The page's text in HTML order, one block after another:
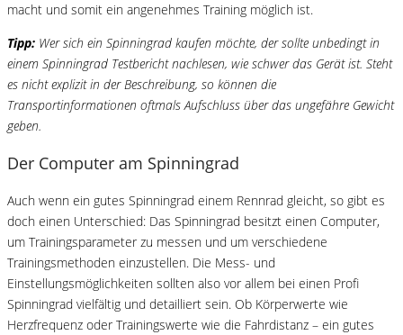
macht und somit ein angenehmes Training möglich ist.
Tipp: Wer sich ein Spinningrad kaufen möchte, der sollte unbedingt in
einem Spinningrad Testbericht nachlesen, wie schwer das Gerät ist. Steht
es nicht explizit in der Beschreibung, so können die
Transportinformationen oftmals Aufschluss über das ungefähre Gewicht
geben.
Der Computer am Spinningrad
Auch wenn ein gutes Spinningrad einem Rennrad gleicht, so gibt es
doch einen Unterschied: Das Spinningrad besitzt einen Computer,
um Trainingsparameter zu messen und um verschiedene
Trainingsmethoden einzustellen. Die Mess- und
Einstellungsmöglichkeiten sollten also vor allem bei einen Profi
Spinningrad vielfältig und detailliert sein. Ob Körperwerte wie
Herzfrequenz oder Trainingswerte wie die Fahrdistanz – ein gutes